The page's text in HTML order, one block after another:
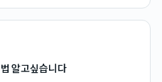
알고싶습니다